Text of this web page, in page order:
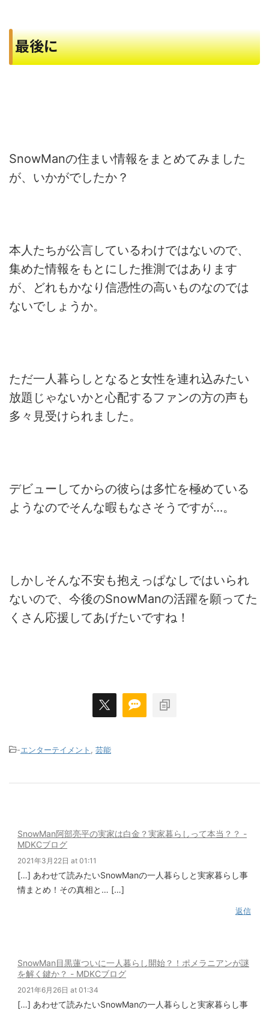
最後に
SnowManの住まい情報をまとめてみました
が、いかがでしたか？
本人たちが公言しているわけではないので、
集めた情報をもとにした推測ではあります
が、どれもかなり信憑性の高いものなのでは
ないでしょうか。
ただ一人暮らしとなると女性を連れ込みたい
放題じゃないかと心配するファンの方の声も
多々見受けられました。
デビューしてからの彼らは多忙を極めている
ようなのでそんな暇もなさそうですが…。
しかしそんな不安も抱えっぱなしではいられ
ないので、今後のSnowManの活躍を願ってた
くさん応援してあげたいですね！
-エンターテイメント 芸能
SnowMan阿部亮平の実家は白金？実家暮らしって本当？？ -
MDKCブログ
2021年3月22日 at 01:11
[…] あわせて読みたいSnowManの一人暮らしと実家暮らし事
情まとめ！その真相と… […]
返信
SnowMan目黒蓮ついに一人暮らし開始？！ポメラニアンが謎
を解く鍵か？ - MDKCブログ
2021年6月26日 at 01:34
[…] あわせて読みたいSnowManの一人暮らしと実家暮らし事